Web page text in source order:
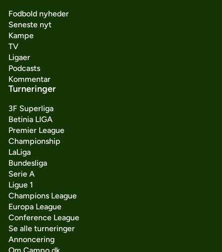
Fodbold nyheder
Seneste nyt
Kampe
TV
Ligaer
Podcasts
Kommentar
Turneringer
3F Superliga
Betinia LIGA
Premier League
Championship
LaLiga
Bundesliga
Serie A
Ligue 1
Champions League
Europa League
Conference League
Se alle turneringer
Annoncering